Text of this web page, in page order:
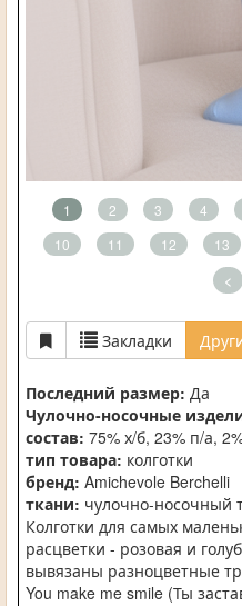
1 2 3 4
10
11 12 13
<
Закладки
Последний размер: Да
Чулочно-носочные
состав: 75% х/б, 23% п/а,
тип товара: колготки
бренд: Amichevole Berchelli
ткани: чулочно-носочный
Колготки для самых
расцветки - розовая и
вывязаны разноцветные
You make me smile (Ты